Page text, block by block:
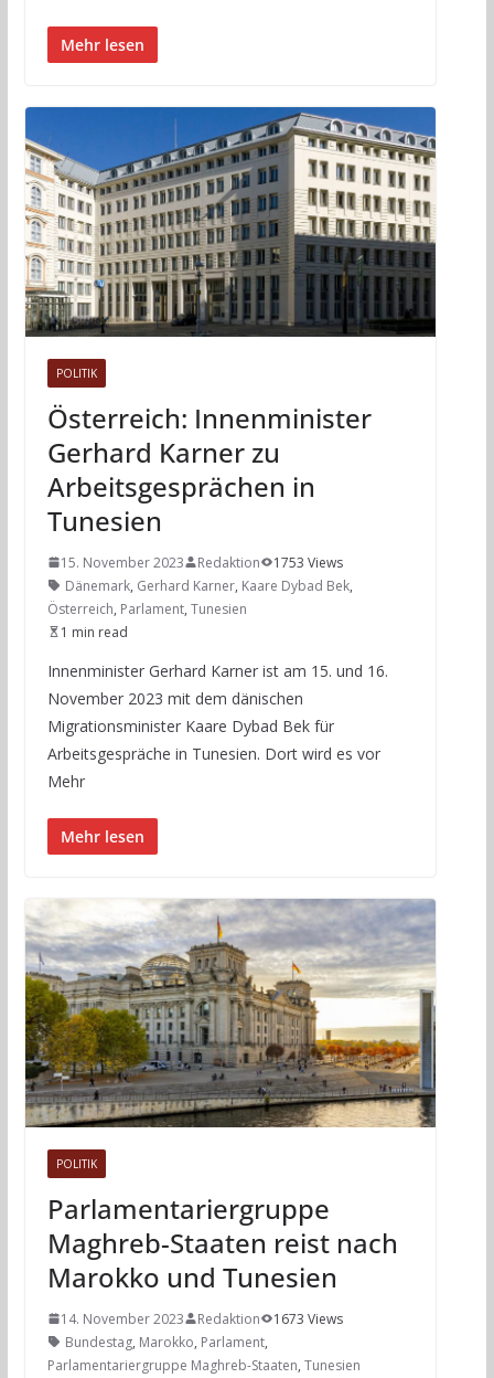
Mehr lesen
POLITIK
Österreich: Innenminister
Gerhard Karner zu
Arbeitsgesprächen in
Tunesien
15. November 2023 Redaktion
1753 Views
Dänemark, Gerhard Karner, Kaare Dybad Bek,
Österreich, Parlament, Tunesien
1 min read
Innenminister Gerhard Karner ist am 15. und 16.
November 2023 mit dem dänischen
Migrationsminister Kaare Dybad Bek für
Arbeitsgespräche in Tunesien. Dort wird es vor
Mehr
Mehr lesen
POLITIK
Parlamentariergruppe
Maghreb-Staaten reist nach
Marokko und Tunesien
14. November 2023 Redaktion
1673 Views
Bundestag, Marokko, Parlament,
Parlamentariergruppe Maghreb-Staaten, Tunesien